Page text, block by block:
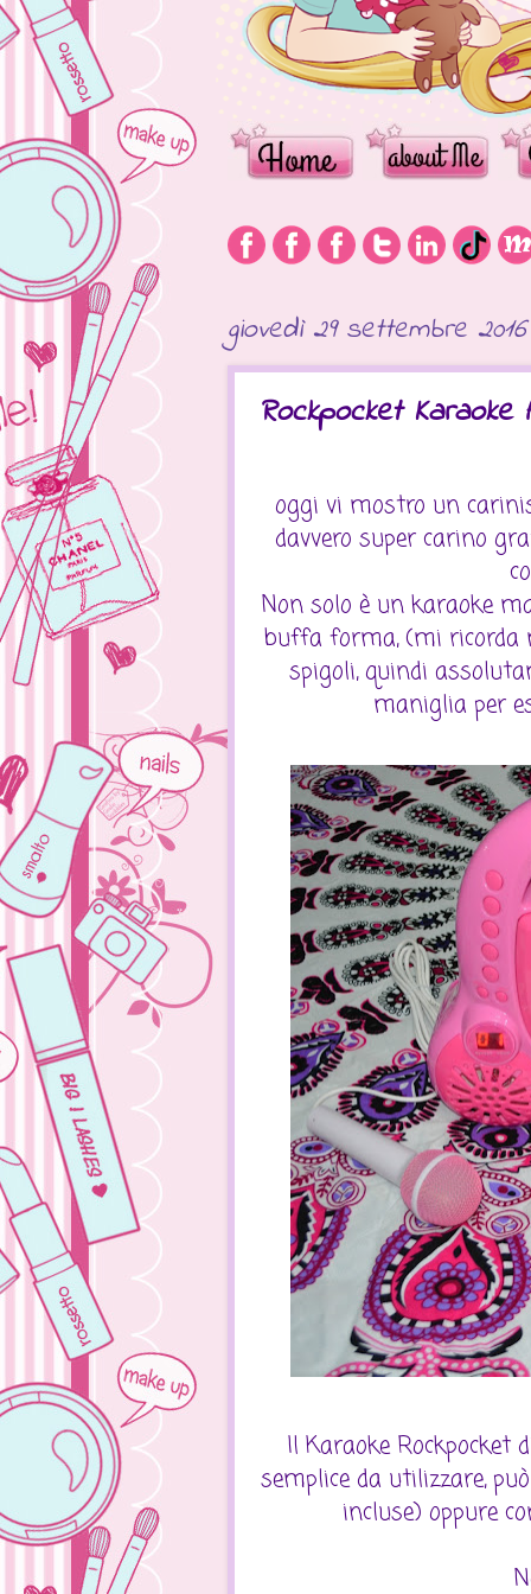
giovedì 29 settembre 2016
Rockpocket
oggi vi mostro un
davvero super carino
Non solo è un karaoke
buffa forma, (mi ricorda
spigoli, quindi
maniglia per
Il Karaoke Rockpocket
semplice da utilizzare,
incluse) oppure